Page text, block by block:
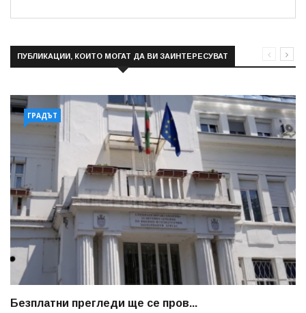
ПУБЛИКАЦИИ, КОИТО МОГАТ ДА ВИ ЗАИНТЕРЕСУВАТ
ГРАДЪТ
Безплатни прегледи ще се пров...